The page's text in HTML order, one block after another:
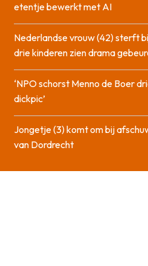
etentje bewerkt met AI
Nederlandse vrouw (42) sterft
drie kinderen zien drama
‘NPO schorst Menno de Boer
dickpic’
Jongetje (3) komt om bij
van Dordrecht